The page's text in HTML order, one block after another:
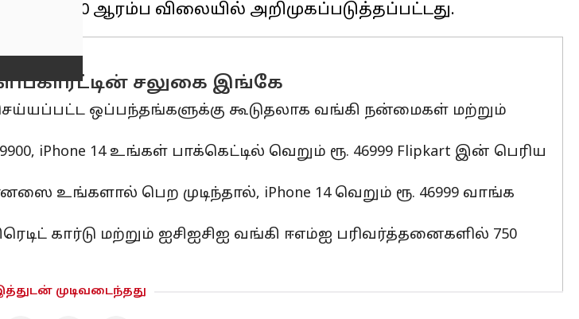
சலுகை இங்கே
ஒப்பந்தங்களுக்கு கூடுதலாக வங்கி நன்மைகள் மற்றும்
iPhone 14 உங்கள் பாக்கெட்டில் வெறும் ரூ. 46999 Flipkart இன் பெரிய
உங்களால் பெற முடிந்தால், iPhone 14 வெறும் ரூ. 46999 வாங்க
கார்டு மற்றும் ஐசிஐசிஐ வங்கி ஈஎம்ஐ பரிவர்த்தனைகளில் 750
முடிவடைந்தது